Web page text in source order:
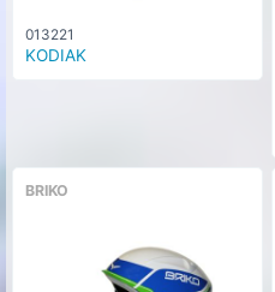
013221
KODIAK
BRIKO